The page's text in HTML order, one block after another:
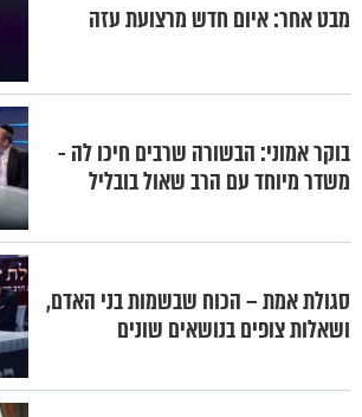
מבט אחר: איום חדש מרצועת עזה
בוקר אמוני: הבשורה שרבים חיכו לה -
משדר מיוחד עם הרב שאול בובליל
סגולת אמת – הכוח שבשמות בני האדם,
ושאלות צופים בנושאים שונים